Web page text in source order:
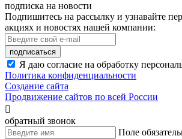
подписка на новости
Подпишитесь на рассылку и узнавайте
акциях и новостях нашей компании:
подписаться
Я даю согласие на обработку
Политика конфиденциальности
Создание сайта
Продвижение сайтов по всей России

обратный звонок
Поле